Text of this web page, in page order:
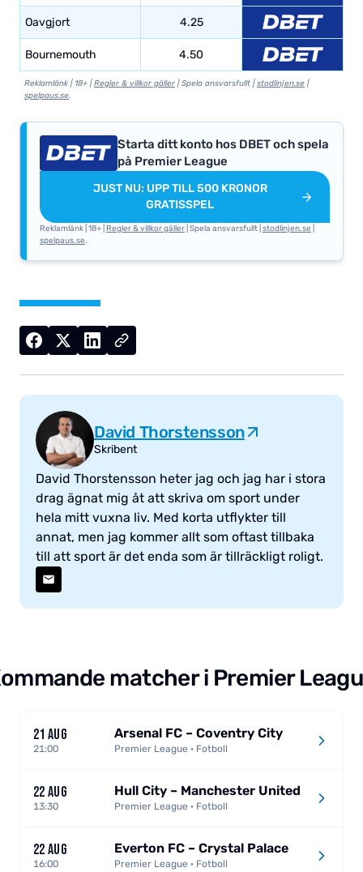
Oavgjort 4.25
Bournemouth 4.50
Reklamlänk | 18+ |Regler & villkor gäller | Spela ansvarsfullt |stodlinjen.se |
spelpaus.se.
Starta ditt konto hos DBET och spela
på Premier League
JUST NU: UPP TILL 500 KRONOR
GRATISSPEL
Reklamlänk | 18+ | Regler & villkor gäller | Spela ansvarsfullt | stodlinjen.se
spelpaus.se.
David Thorstensson
Skribent
David Thorstensson heter jag och jag har i stora
drag ägnat mig åt att skriva om sport under
hela mitt vuxna liv. Med korta utflykter till
annat, men jag kommer allt som oftast tillbaka
till att sport är det enda som är tillräckligt roligt.
matcher i Premier
21 AUG
21:00
Arsenal FC – Coventry City
Premier League · Fotboll
22 AUG
13:30
Hull City – Manchester United
Premier League · Fotboll
22 AUG
16:00
Everton FC – Crystal Palace
Premier League · Fotboll